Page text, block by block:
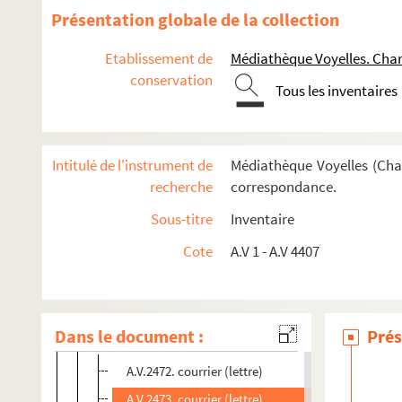
Présentation globale de la collection
Etablissement de
conservation
Médiathèque Voyelles.
Tous les inventaires
Intitulé de l'instrument de
recherche
Médiathèque Voyelles
correspondance.
Sous-titre
Inventaire
Cote
A.V 1 - A.V 4407
Dans le document :
Dossier Abdellatif Laabi
Dossier Dominique Labarrière
Dossier C.Laborde
Dossier Olivier Lacroix
Dossier Geneviève Ladain
Dossier Luc Lagarde
Dossier Maximine Lagier-Durand
Dossier Didier Lamaison
Dossier Michel Lamart
A.V.2472. courrier (lettre)